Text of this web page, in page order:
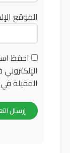
الموقع
احفظ
المقبلة